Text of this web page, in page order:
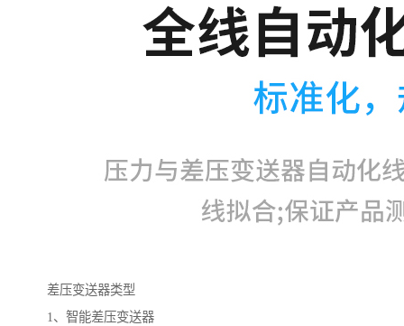
差压变送器类型
1、智能差压变送器